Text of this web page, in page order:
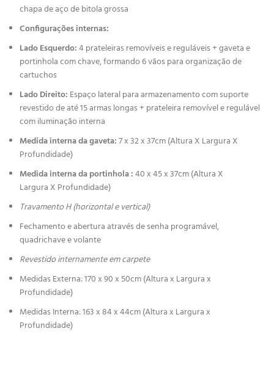
chapa de aço de bitola grossa
Configurações internas:
Lado Esquerdo:4 prateleiras removíveis e reguláveis + gaveta e
portinhola com chave, formando 6 vãos para organização de
cartuchos
Lado Direito: Espaço lateral para armazenamento com suporte
revestido de até 15 armas longas + prateleira removível e regulável
com iluminação interna
Medida interna da gaveta:7 x 32 x 37cm (Altura X Largura X
Profundidade)
Medida interna da portinhola :40 x 45 x 37cm (Altura X
Largura X Profundidade)
Travamento H (horizontal e vertical)
Fechamento e abertura através de senha programável,
quadrichave e volante
Revestido internamente em carpete
Medidas Externa: 170 x 90 x 50cm (Altura x Largura x
Profundidade)
Medidas Interna: 163 x 84 x 44cm (Altura x Largura x
Profundidade)